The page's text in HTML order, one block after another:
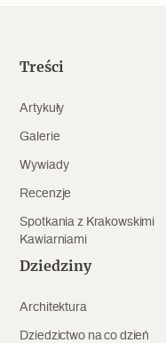
Varia
Zabytek
Popularne
Treści
Artykuły
Galerie
Wywiady
Recenzje
Spotkania z Krakowskimi
Kawiarniami
Dziedziny
Architektura
Dziedzictwo na co dzień